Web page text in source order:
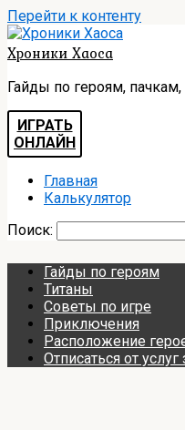
Перейти к контенту
Хроники Хаоса
Гайды по героям, пачкам,
ИГРАТЬ
ОНЛАЙН
Главная
Калькулятор
Поиск:
Гайды по героям
Титаны
Советы по игре
Приключения
Расположение
Отписаться от